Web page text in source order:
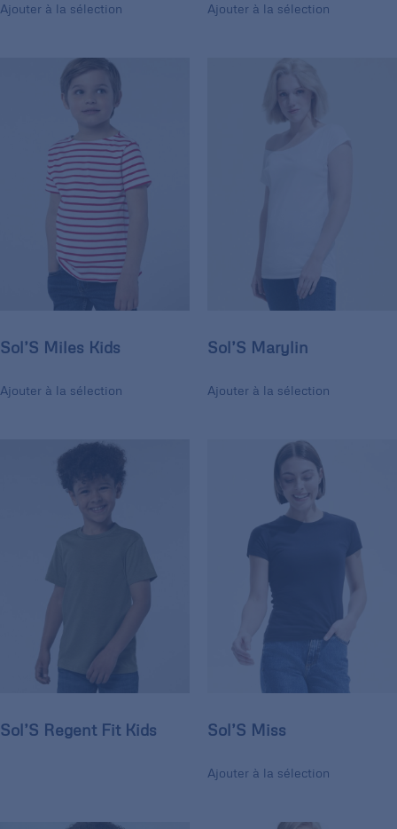
Ajouter à la sélection Ajouter à la sélection
Sol’S Miles Kids
Ajouter à la sélection
Sol’S Marylin
Ajouter à la sélection
Sol’S Regent Fit Kids Sol’S Miss
Ajouter à la sélection